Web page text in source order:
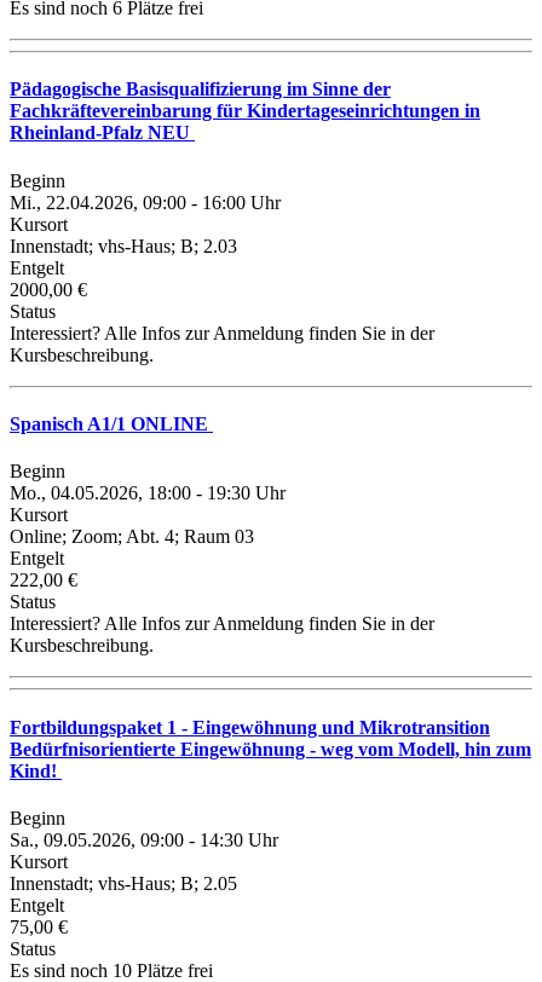
Es sind noch 6 Plätze frei
Pädagogische Basisqualifizierung im Sinne der
Fachkräftevereinbarung für Kindertageseinrichtungen in
Rheinland-Pfalz NEU
Beginn
Mi., 22.04.2026, 09:00 - 16:00 Uhr
Kursort
Innenstadt; vhs-Haus; B; 2.03
Entgelt
2000,00 €
Status
Interessiert? Alle Infos zur Anmeldung finden Sie in der
Kursbeschreibung.
Spanisch A1/1 ONLINE
Beginn
Mo., 04.05.2026, 18:00 - 19:30 Uhr
Kursort
Online; Zoom; Abt. 4; Raum 03
Entgelt
222,00 €
Status
Interessiert? Alle Infos zur Anmeldung finden Sie in der
Kursbeschreibung.
Fortbildungspaket 1 - Eingewöhnung und Mikrotransition
Bedürfnisorientierte Eingewöhnung - weg vom Modell, hin zum
Kind!
Beginn
Sa., 09.05.2026, 09:00 - 14:30 Uhr
Kursort
Innenstadt; vhs-Haus; B; 2.05
Entgelt
75,00 €
Status
Es sind noch 10 Plätze frei